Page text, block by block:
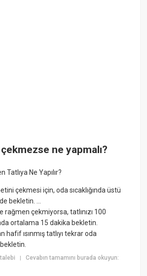
ne yapmalı?
Tatlıya Ne Yapılır?
çekmesi için, oda sıcaklığında üstü
bekletin. ...
rağmen çekmiyorsa, tatlınızı 100
ortalama 15 dakika bekletin.
hafif ısınmış tatlıyı tekrar oda
bekletin.
|Cevabın tamamını burada okuyun: